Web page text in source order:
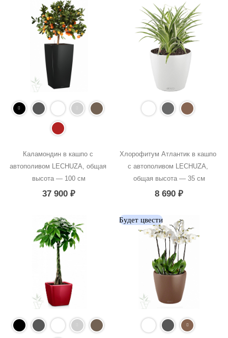
Каламондин в кашпо с
автополивом LECHUZA, общая
высота — 100 см
37 900₽
Хлорофитум Атлантик в кашпо
с автополивом LECHUZA,
общая высота — 35 см
8 690₽
Будет цвести